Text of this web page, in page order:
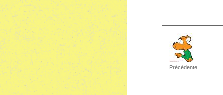
Précédente